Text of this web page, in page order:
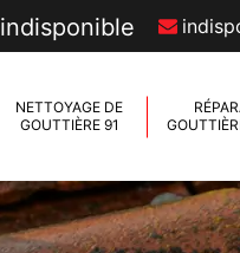
indisponible
NETTOYAGE DE
GOUTTIÈRE 91